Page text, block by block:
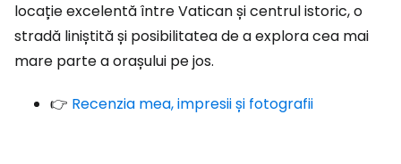
locație excelentă între Vatican și centrul istoric, o
stradă liniștită și posibilitatea de a explora cea mai
mare parte a orașului pe jos.
👉 Recenzia mea, impresii și fotografii